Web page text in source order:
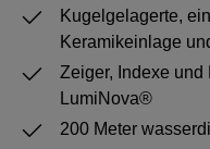
Kugelgelagerte,
Keramikeinlage
Zeiger, Indexe
LumiNova®
200 Meter